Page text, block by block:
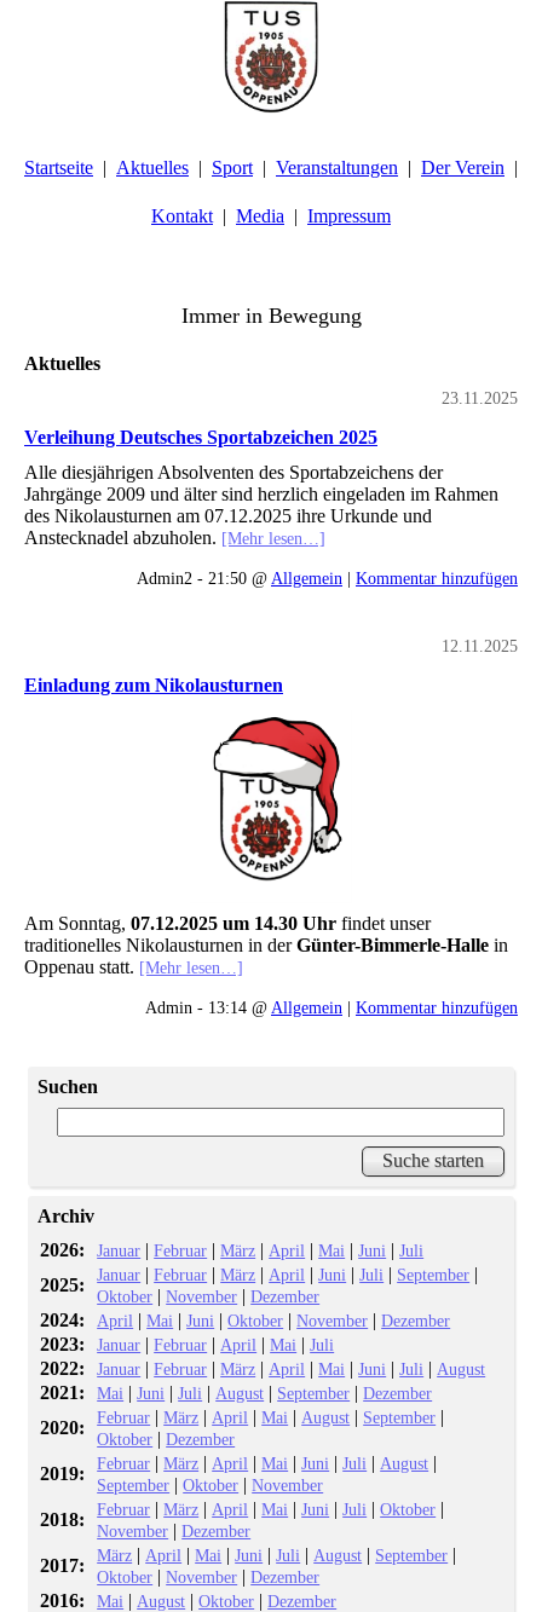
Startseite Aktuelles Sport Veranstaltungen Der Verein
Kontakt Media Impressum
Immer in Bewegung
Aktuelles
23.11.2025
Verleihung Deutsches Sportabzeichen 2025
Alle diesjährigen Absolventen des Sportabzeichens der
Jahrgänge 2009 und älter sind herzlich eingeladen im Rahmen
des Nikolausturnen am 07.12.2025 ihre Urkunde und
Anstecknadel abzuholen. [Mehr lesen…]
Admin2 - 21:50 @ Allgemein | Kommentar hinzufügen
12.11.2025
Einladung zum Nikolausturnen
Am Sonntag, 07.12.2025 um 14.30 Uhr findet unser
traditionelles Nikolausturnen in derGünter-Bimmerle-Halle in
Oppenau statt. [Mehr lesen…]
Admin - 13:14 @Allgemein | Kommentar hinzufügen
Suchen
Archiv
2026:
Januar |Februar |März | April |Mai |Juni |Juli
2025: Januar |Februar |März | April |Juni |Juli | September |
Oktober |November |Dezember
2024: April |Mai |Juni |Oktober |November |Dezember
2023: Januar |Februar | April |Mai |Juli
2022: Januar |Februar |März | April |Mai |Juni |Juli | August
2021: Mai |Juni |Juli | August | September |Dezember
2020: Februar |März | April |Mai | August | September |
Oktober |Dezember
2019: Februar |März | April |Mai |Juni |Juli | August |
September |Oktober |November
2018: Februar |März | April |Mai |Juni |Juli |Oktober |
November |Dezember
2017: März | April |Mai |Juni |Juli | August | September |
Oktober |November |Dezember
2016: Mai | August |Oktober |Dezember